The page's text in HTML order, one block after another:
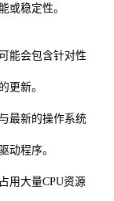
或稳定性。
能会包含针对性
更新。
最新的操作系统
动程序。
用大量CPU资源